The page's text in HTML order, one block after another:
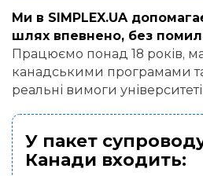
Ми в SIMPLEX.UA
шлях впевнено, без
Працюємо понад 18 років,
канадськими програмами
реальні вимоги
У пакет
Канади входить: